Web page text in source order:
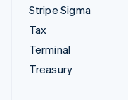
Stripe Sigma
Tax
Terminal
Treasury